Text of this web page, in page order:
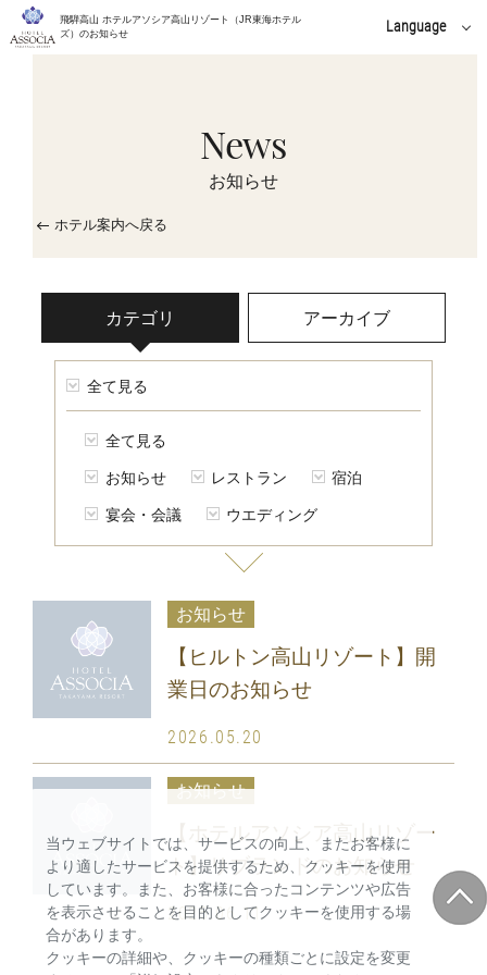
飛騨高山 ホテルアソシア高山リゾート（JR東海ホテル
ズ）のお知らせ
Language
News
お知らせ
ホテル案内へ戻る
カテゴリ アーカイブ
全て見る
全て見る
お知らせ レストラン 宿泊
宴会・会議 ウエディング
お知らせ
【ヒルトン高山リゾート】開
業日のお知らせ
2026.05.20
お知らせ
【ホテルアソシア高山リゾー
ト】リブランドのお知らせ
2025.06.11
当ウェブサイトでは、サービスの向上、またお客様に
より適したサービスを提供するため、クッキーを使用
しています。また、お客様に合ったコンテンツや広告
を表示させることを目的としてクッキーを使用する場
合があります。
クッキーの詳細や、クッキーの種類ごとに設定を変更